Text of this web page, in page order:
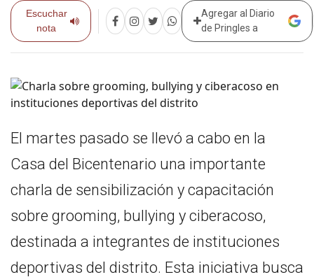
Escuchar
nota
Agregar al Diario
de Pringles a
El martes pasado se llevó a cabo en la
Casa del Bicentenario una importante
charla de sensibilización y capacitación
sobre grooming, bullying y ciberacoso,
destinada a integrantes de instituciones
deportivas del distrito. Esta iniciativa busca